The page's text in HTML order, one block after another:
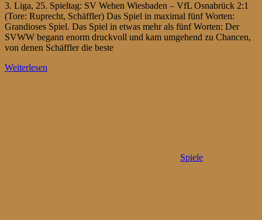
3. Liga, 25. Spieltag: SV Wehen Wiesbaden – VfL Osnabrück 2:1
(Tore: Ruprecht, Schäffler) Das Spiel in maximal fünf Worten:
Grandioses Spiel. Das Spiel in etwas mehr als fünf Worten: Der
SVWW begann enorm druckvoll und kam umgehend zu Chancen,
von denen Schäffler die beste
Weiterlesen
Spiele